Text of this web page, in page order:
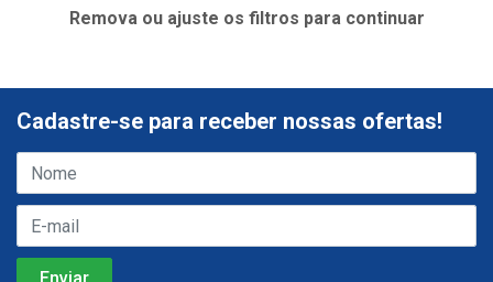
Remova ou ajuste os filtros para continuar
Cadastre-se para receber nossas ofertas!